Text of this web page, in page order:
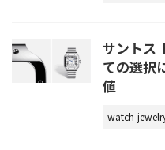
サントス
ての選択
値
watch-